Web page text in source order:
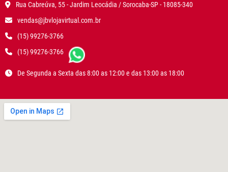
Rua Cabreúva, 55 - Jardim Leocádia / Sorocaba-SP - 18085-340
vendas@jbvlojavirtual.com.br
(15) 99276-3766
(15) 99276-3766
De Segunda a Sexta das 8:00 as 12:00 e das 13:00 as 18:00